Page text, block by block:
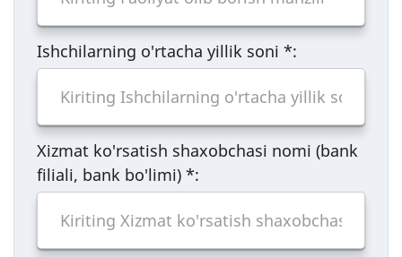
Ishchilarning o'rtacha yillik soni *:
Xizmat ko'rsatish shaxobchasi nomi (bank
filiali, bank bo'limi) *: